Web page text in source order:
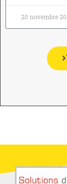
20 novembre